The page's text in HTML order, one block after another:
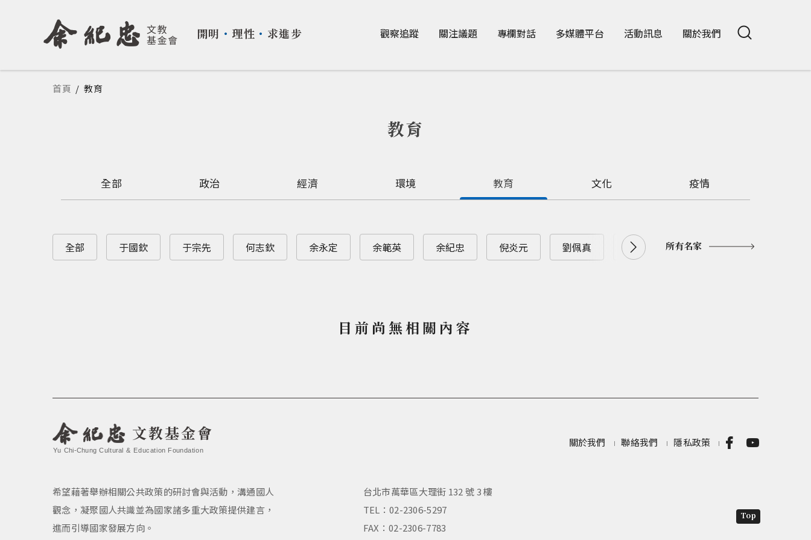
開明 ・ 理性 ・ 求進步 觀察追蹤 關注議題 專欄對話 多媒體平台 活動訊息 關於我們
您在這裡
首頁 / 教育
教育
全部 政治 經濟 環境 教育 文化 疫情
全部 于國欽 于宗先 何志欽 余永定 余範英 余紀忠 倪炎元 劉佩真 劉兆漢 劉大年 劉憶如
所有名家
目前尚無相關內容
文教基金會
Yu Chi-Chung Cultural & Education Foundation
關於我們 聯絡我們 隱私政策
希望藉著舉辦相關公共政策的研討會與活動，溝通國人
觀念，凝聚國人共識並為國家諸多重大政策提供建言，
進而引導國家發展方向。
台北市萬華區大理街 132 號 3 樓
TEL：02-2306-5297
FAX：02-2306-7783
Top